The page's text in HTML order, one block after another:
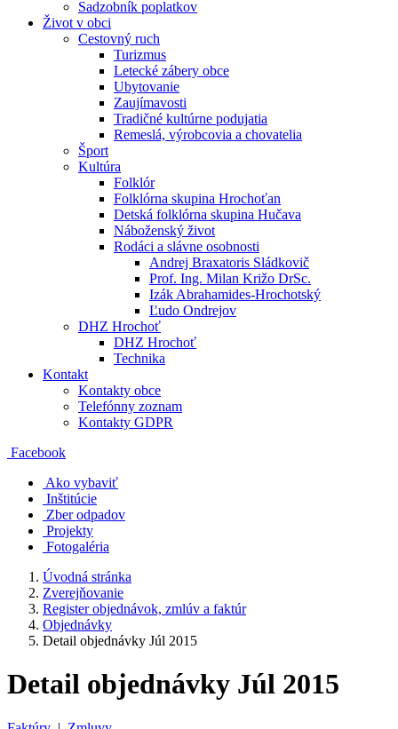
Sadzobník poplatkov
Život v obci
Cestovný ruch
Turizmus
Letecké zábery obce
Ubytovanie
Zaujímavosti
Tradičné kultúrne podujatia
Remeslá, výrobcovia a chovatelia
Šport
Kultúra
Folklór
Folklórna skupina Hrochoťan
Detská folklórna skupina Hučava
Náboženský život
Rodáci a slávne osobnosti
Andrej Braxatoris Sládkovič
Prof. Ing. Milan Križo DrSc.
Izák Abrahamides-Hrochotský
Ľudo Ondrejov
DHZ Hrochoť
DHZ Hrochoť
Technika
Kontakt
Kontakty obce
Telefónny zoznam
Kontakty GDPR
Facebook
Ako vybaviť
Inštitúcie
Zber odpadov
Projekty
Fotogaléria
Úvodná stránka
Zverejňovanie
Register objednávok, zmlúv a faktúr
Objednávky
Detail objednávky Júl 2015
Detail objednávky Júl 2015